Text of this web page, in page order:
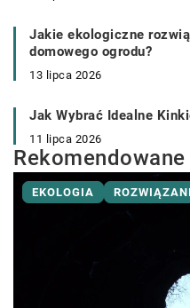
Jakie ekologiczne
domowego ogrodu?
13 lipca 2026
Jak Wybrać Idealne
11 lipca 2026
Rekomendowane
EKOLOGIA